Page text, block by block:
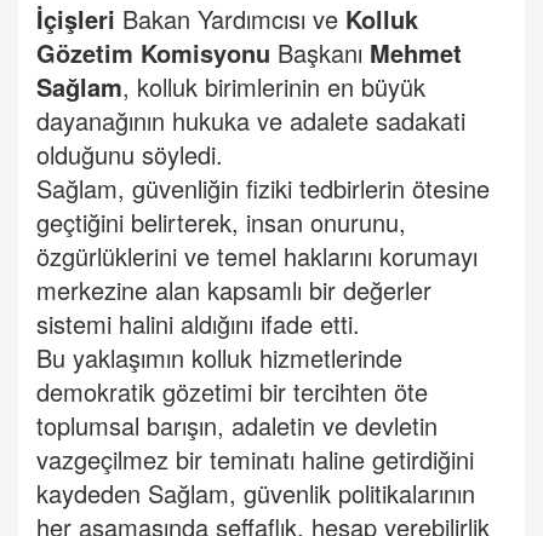
İçişleri Bakan Yardımcısı ve Kolluk
Gözetim Komisyonu Başkanı Mehmet
Sağlam, kolluk birimlerinin en büyük
dayanağının hukuka ve adalete sadakati
olduğunu söyledi.
Sağlam, güvenliğin fiziki tedbirlerin ötesine
geçtiğini belirterek, insan onurunu,
özgürlüklerini ve temel haklarını korumayı
merkezine alan kapsamlı bir değerler
sistemi halini aldığını ifade etti.
Bu yaklaşımın kolluk hizmetlerinde
demokratik gözetimi bir tercihten öte
toplumsal barışın, adaletin ve devletin
vazgeçilmez bir teminatı haline getirdiğini
kaydeden Sağlam, güvenlik politikalarının
her aşamasında şeffaflık, hesap verebilirlik